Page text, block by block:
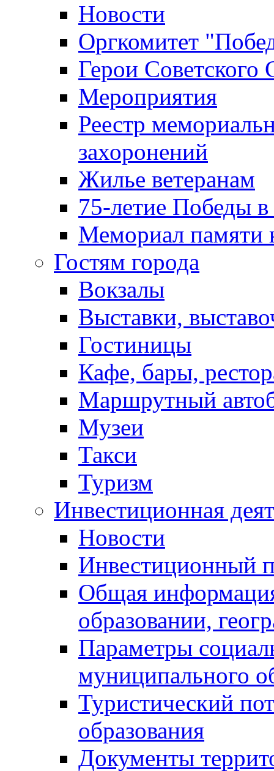
Новости
Оргкомитет
Герои Советского
Мероприятия
Реестр
захоронений
Жилье ветеранам
75-летие Победы
Мемориал памяти
Гостям города
Вокзалы
Выставки,
Гостиницы
Кафе, бары,
Маршрутный
Музеи
Такси
Туризм
Инвестиционная
Новости
Инвестиционный
Общая
образовании,
Параметры
муниципального
Туристический
образования
Документы